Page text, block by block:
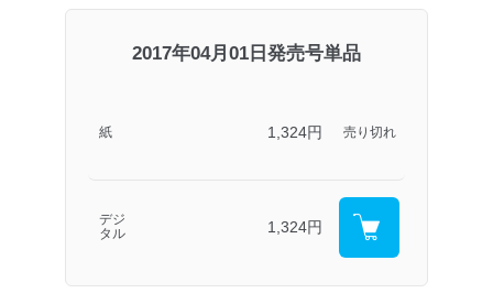
2017年04月01日発売号単品
紙 1,324円 売り切れ
デジ
タル
1,324円